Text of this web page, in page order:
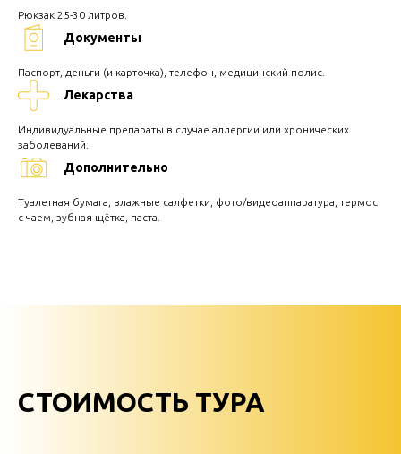
Рюкзак 25-30 литров.
Документы
Паспорт, деньги (и карточка), телефон, медицинский полис.
Лекарства
Индивидуальные препараты в случае аллергии или хронических
заболеваний.
Дополнительно
Туалетная бумага, влажные салфетки, фото/видеоаппаратура, термос
с чаем, зубная щётка, паста.
СТОИМОСТЬ ТУРА